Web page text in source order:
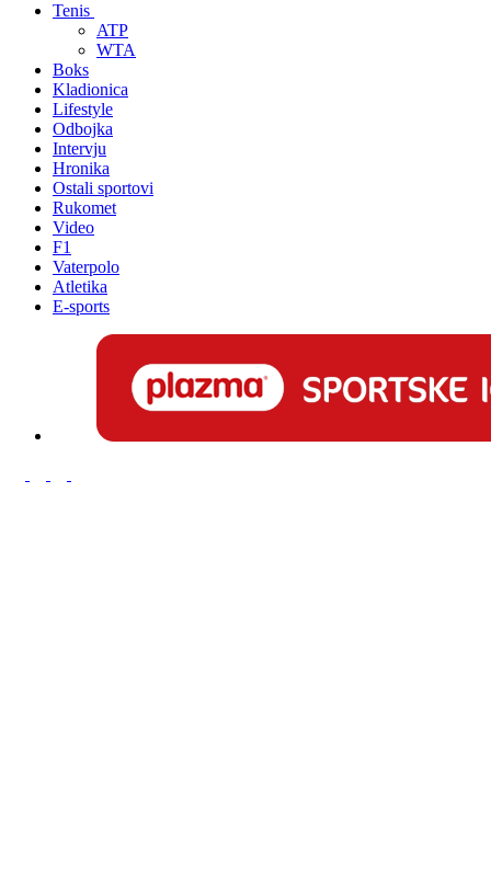
Tenis
ATP
WTA
Boks
Kladionica
Lifestyle
Odbojka
Intervju
Hronika
Ostali sportovi
Rukomet
Video
F1
Vaterpolo
Atletika
E-sports